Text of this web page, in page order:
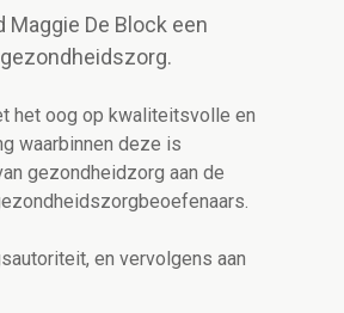
De Block een
het oog op kwaliteitsvolle en
waarbinnen deze is
gezondheidzorg aan de
en vervolgens aan